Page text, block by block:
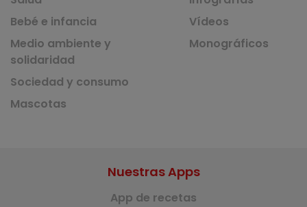
Bebé e infancia
Medio ambiente y
solidaridad
Sociedad y consumo
Mascotas
Vídeos
Monográficos
Nuestras Apps
App de recetas